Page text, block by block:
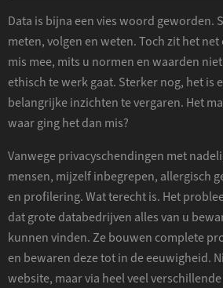
Data is bijna een vies woord geworden.
meten, volgen en weten. Toch zit het
mis mee, mits u normen en waarden
ethisch te werk gaat. Sterker nog, het is
belangrijke inzichten te vergaren. Het
waar ging het dan mis?
Vanwege privacyschendingen met
mensen, mijzelf inbegrepen, allergisch
en profilering. Wat terecht is. Het
dat grote databedrijven alles van u
kunnen vinden. Ze bouwen complete
en bewaren deze tot in de eeuwigheid.
website, maar via heel veel